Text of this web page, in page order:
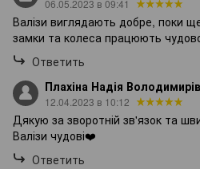
06.05.2023 в 09:41
Валізи виглядають добре, поки
замки та колеса працюють
Ответить
Плахіна Надія
12.04.2023 в 10:12
Дякую за зворотній зв'язок та
Валізи чудові❤️
Ответить